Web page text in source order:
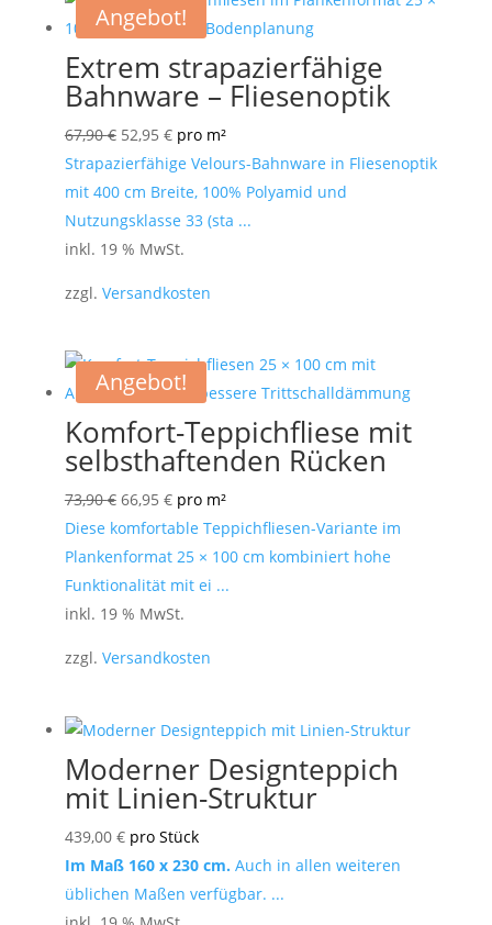
Angebot!
Extrem strapazierfähige
Bahnware – Fliesenoptik
67,90€ Ursprünglicher
Preis
war:
67,90 €
52,95 €Aktueller
Preis
ist:
52,95 €.
pro m²
Strapazierfähige Velours-Bahnware in Fliesenoptik
mit 400 cm Breite, 100% Polyamid und
Nutzungsklasse 33 (sta ...
inkl. 19 % MwSt.
zzgl. Versandkosten
Angebot!
Komfort-Teppichfliese mit
selbsthaftenden Rücken
73,90€ Ursprünglicher
Preis
war:
73,90 €
66,95 €Aktueller
Preis
ist:
66,95 €.
pro m²
Diese komfortable Teppichfliesen-Variante im
Plankenformat 25 × 100 cm kombiniert hohe
Funktionalität mit ei ...
inkl. 19 % MwSt.
zzgl. Versandkosten
Moderner Designteppich
mit Linien-Struktur
439,00 € pro Stück
Im Maß 160 x 230 cm. Auch in allen weiteren
üblichen Maßen verfügbar. ...